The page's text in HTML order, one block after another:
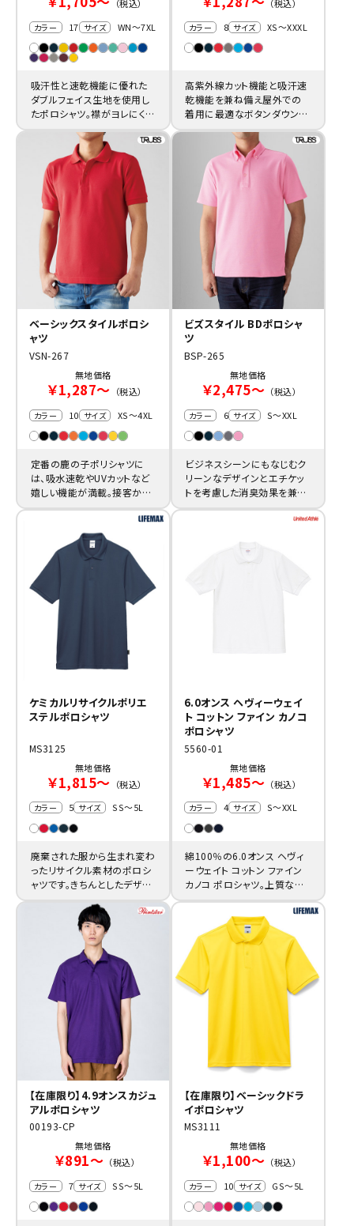
（税込）
カラー 17 サイズ WN～7XL
吸汗性と速乾機能に優れた
ダブルフェイス生地を使用し
たポロシャツ。襟がヨレにく
お薦めです。
（税込）
カラー 8 サイズ XS～XXXL
高紫外線カット機能と吸汗速
乾機能を兼ね備え屋外での
着用に最適なボタンダウンポ
の名入れ制作に。
ベーシックスタイルポロシ
ャツ
VSN-267
無地価格
￥1,287～ （税込）
カラー 10 サイズ XS～4XL
定番の鹿の子ポリシャツに
は、吸水速乾やUVカットなど
嬉しい機能が満載。接客から
ビズスタイル BDポロシャ
ツ
BSP-265
無地価格
￥2,475～ （税込）
カラー 6 サイズ S～XXL
ビジネスシーンにもなじむク
リーンなデザインとエチケッ
トを考慮した消臭効果を兼ね
ケミカルリサイクルポリエ
ステルポロシャツ
MS3125
無地価格
￥1,815～ （税込）
カラー 5 サイズ SS～5L
廃棄された服から生まれ変わ
ったリサイクル素材のポロシ
ャツです。きちんとしたデザイ
にもぴったり。
6.0オンス ヘヴィーウェイ
ト コットン ファイン カノコ
ポロシャツ
5560-01
無地価格
￥1,485～ （税込）
カラー 4 サイズ S～XXL
綿100％の6.0オンス ヘヴィ
ーウェイト コットン ファイン
カノコ ポロシャツ。上質な店
【在庫限り】4.9オンスカジュ
アルポロシャツ
00193-CP
無地価格
￥891～ （税込）
カラー 7 サイズ SS～5L
【在庫限り】ベーシックドラ
イポロシャツ
MS3111
無地価格
￥1,100～ （税込）
カラー 10 サイズ GS～5L